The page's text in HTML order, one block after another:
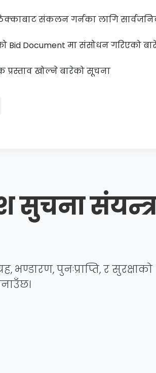
संकलन गर्नका लागि
Bid Document मा संसोधन गरिएको
प्रस्ताव खोल्ने बारेको सूचना
सुचना
पुनःप्राप्ति, र सुरक्षाको